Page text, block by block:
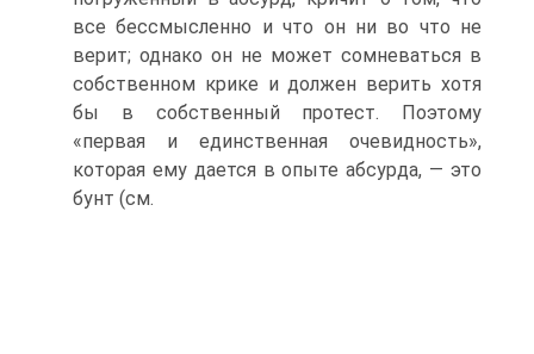
все бессмысленно и что он ни во что не
верит; однако он не может сомневаться в
собственном крике и должен верить хотя
бы в собственный протест. Поэтому
«первая и единственная очевидность»,
которая ему дается в опыте абсурда, — это
бунт (см.